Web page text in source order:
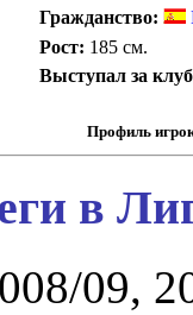
Гражданство:
Рост: 185 см.
Выступал за
Профиль
в
09,